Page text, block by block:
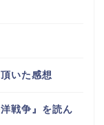
いた感想
戦争』を読ん